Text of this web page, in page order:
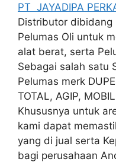
PT JAYADIPA
Distributor dibidang
Pelumas Oli untuk
alat berat, serta
Sebagai salah satu
Pelumas merk
TOTAL, AGIP,
Khususnya untuk
kami dapat
yang di jual serta
bagi perusahaan